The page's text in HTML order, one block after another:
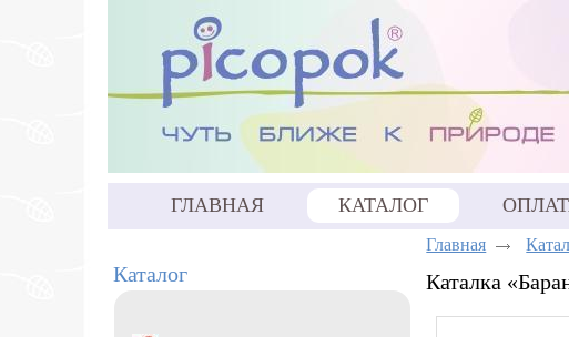
ГЛАВНАЯ КАТАЛОГ
Каталог
Главная
Каталка